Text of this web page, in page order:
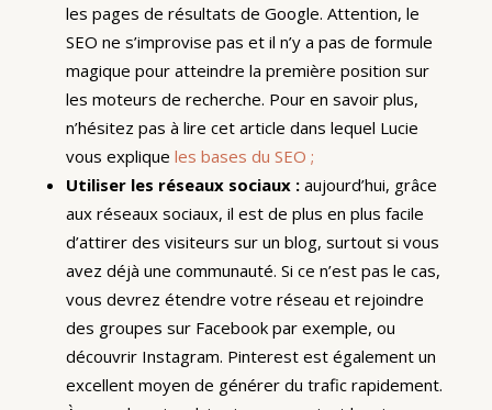
les pages de résultats de Google. Attention, le
SEO ne s’improvise pas et il n’y a pas de formule
magique pour atteindre la première position sur
les moteurs de recherche. Pour en savoir plus,
n’hésitez pas à lire cet article dans lequel Lucie
vous explique les bases du SEO ;
Utiliser les réseaux sociaux :aujourd’hui, grâce
aux réseaux sociaux, il est de plus en plus facile
d’attirer des visiteurs sur un blog, surtout si vous
avez déjà une communauté. Si ce n’est pas le cas,
vous devrez étendre votre réseau et rejoindre
des groupes sur Facebook par exemple, ou
découvrir Instagram. Pinterest est également un
excellent moyen de générer du trafic rapidement.